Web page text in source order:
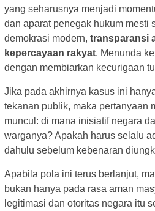
yang seharusnya menjadi
dan aparat penegak hukum mesti
demokrasi modern, transparansi
kepercayaan rakyat. Menunda
dengan membiarkan kecurigaan
Jika pada akhirnya kasus ini
tekanan publik, maka pertanyaan
muncul: di mana inisiatif negara
warganya? Apakah harus selalu
dahulu sebelum kebenaran
Apabila pola ini terus berlanjut,
bukan hanya pada rasa aman
legitimasi dan otoritas negara itu